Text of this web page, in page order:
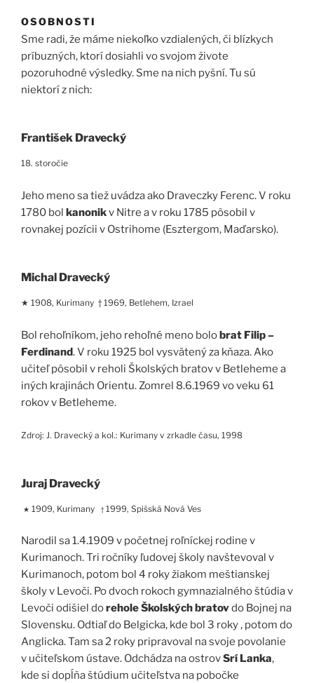
OSOBNOSTI
Sme radi, že máme niekoľko vzdialených, či blízkych
príbuzných, ktorí dosiahli vo svojom živote
pozoruhodné výsledky. Sme na nich pyšní. Tu sú
niektorí z nich:
František Dravecký
18. storočie
Jeho meno sa tiež uvádza ako Draveczky Ferenc. V roku
1780 bol kanonikv Nitre a v roku 1785 pôsobil v
rovnakej pozícii v Ostrihome (Esztergom, Maďarsko).
Michal Dravecký
★ 1908, Kurimany † 1969, Betlehem, Izrael
Bol rehoľníkom, jeho rehoľné meno bolobrat Filip –
Ferdinand. V roku 1925 bol vysvätený za kňaza. Ako
učiteľ pôsobil v reholi Školských bratov v Betleheme a
iných krajinách Orientu. Zomrel 8.6.1969 vo veku 61
rokov v Betleheme.
Zdroj: J. Dravecký a kol.: Kurimany v zrkadle času, 1998
Juraj Dravecký
★ 1909, Kurimany †1999, Spišská Nová Ves
Narodil sa 1.4.1909 v početnej roľníckej rodine v
Kurimanoch. Tri ročníky ľudovej školy navštevoval v
Kurimanoch, potom bol 4 roky žiakom meštianskej
školy v Levoči. Po dvoch rokoch gymnazialného štúdia v
Levoči odišiel dorehole Školských bratovdo Bojnej na
Slovensku. Odtiaľ do Belgicka, kde bol 3 roky , potom do
Anglicka. Tam sa 2 roky pripravoval na svoje povolanie
v učiteľskom ústave. Odchádza na ostrovSrí Lanka,
kde si dopĺňa štúdium učiteľstva na pobočke